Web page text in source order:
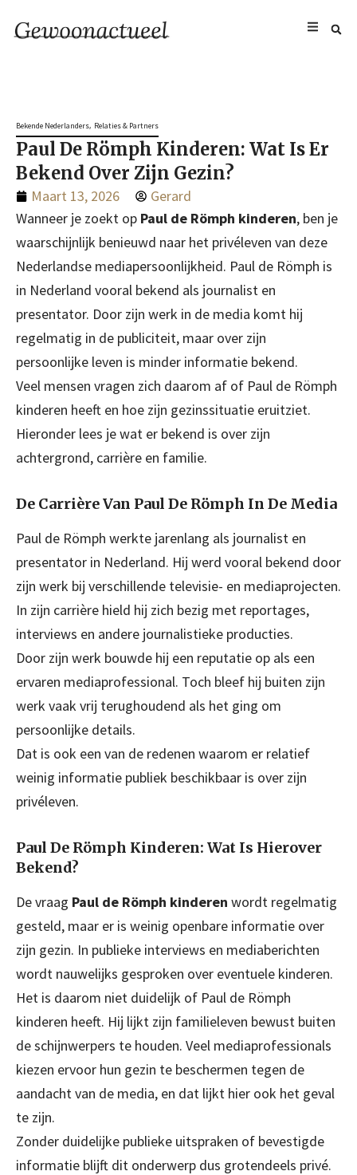
Bekende Nederlanders, Relaties & Partners
Paul De Römph Kinderen: Wat Is Er
Bekend Over Zijn Gezin?
Maart 13, 2026
Gerard
Wanneer je zoekt op Paul de Römph kinderen, ben je
waarschijnlijk benieuwd naar het privéleven van deze
Nederlandse mediapersoonlijkheid. Paul de Römph is
in Nederland vooral bekend als journalist en
presentator. Door zijn werk in de media komt hij
regelmatig in de publiciteit, maar over zijn
persoonlijke leven is minder informatie bekend.
Veel mensen vragen zich daarom af of Paul de Römph
kinderen heeft en hoe zijn gezinssituatie eruitziet.
Hieronder lees je wat er bekend is over zijn
achtergrond, carrière en familie.
De Carrière Van Paul De Römph In De Media
Paul de Römph werkte jarenlang als journalist en
presentator in Nederland. Hij werd vooral bekend door
zijn werk bij verschillende televisie- en mediaprojecten.
In zijn carrière hield hij zich bezig met reportages,
interviews en andere journalistieke producties.
Door zijn werk bouwde hij een reputatie op als een
ervaren mediaprofessional. Toch bleef hij buiten zijn
werk vaak vrij terughoudend als het ging om
persoonlijke details.
Dat is ook een van de redenen waarom er relatief
weinig informatie publiek beschikbaar is over zijn
privéleven.
Paul De Römph Kinderen: Wat Is Hierover
Bekend?
De vraag Paul de Römph kinderen wordt regelmatig
gesteld, maar er is weinig openbare informatie over
zijn gezin. In publieke interviews en mediaberichten
wordt nauwelijks gesproken over eventuele kinderen.
Het is daarom niet duidelijk of Paul de Römph
kinderen heeft. Hij lijkt zijn familieleven bewust buiten
de schijnwerpers te houden. Veel mediaprofessionals
kiezen ervoor hun gezin te beschermen tegen de
aandacht van de media, en dat lijkt hier ook het geval
te zijn.
Zonder duidelijke publieke uitspraken of bevestigde
informatie blijft dit onderwerp dus grotendeels privé.